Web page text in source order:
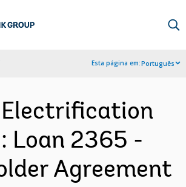
Esta página em:Português
Loan 2365 -
Agreement